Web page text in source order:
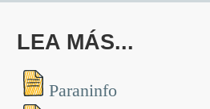
LEA MÁS...
Paraninfo